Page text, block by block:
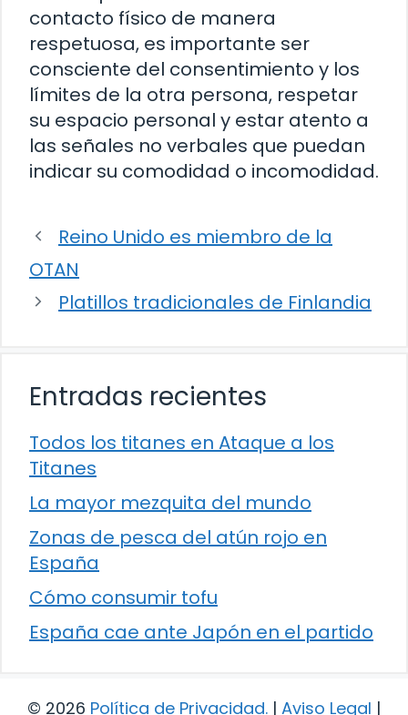
contacto físico de manera
respetuosa, es importante ser
consciente del consentimiento y los
límites de la otra persona, respetar
su espacio personal y estar atento a
las señales no verbales que puedan
indicar su comodidad o incomodidad.
Reino Unido es miembro de la
OTAN
Platillos tradicionales de Finlandia
Entradas recientes
Todos los titanes en Ataque a los
Titanes
La mayor mezquita del mundo
Zonas de pesca del atún rojo en
España
Cómo consumir tofu
España cae ante Japón en el partido
© 2026 Política de Privacidad. | Aviso Legal |